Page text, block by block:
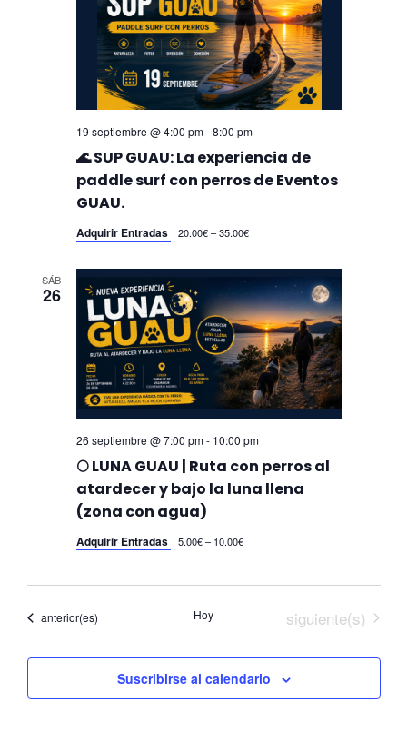
🌊 SUP GUAU: La experiencia de
paddle surf con perros de Eventos
GUAU.
19 septiembre @ 4:00 pm-8:00 pm
Adquirir Entradas 20.00€ – 35.00€
SÁB
26
🌕 LUNA GUAU | Ruta con perros al
atardecer y bajo la luna llena
(zona con agua)
26 septiembre @ 7:00 pm- 10:00 pm
Adquirir Entradas 5.00€ – 10.00€
Eventos
anterior(es) Hoy Eventos
siguiente(s)
Suscribirse al calendario